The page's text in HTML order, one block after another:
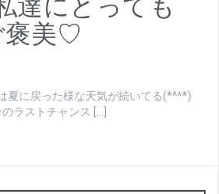
褒美♡
に戻った様な天気が続いてる(*^^*)
ラストチャンス […]